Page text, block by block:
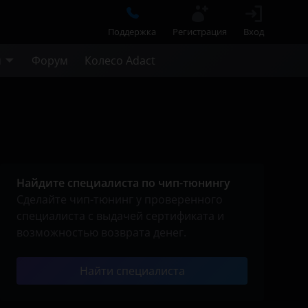
Поддержка Регистрация Вход
Форум Колесо Adact
Найдите специалиста по чип-тюнингу
Найти специалиста